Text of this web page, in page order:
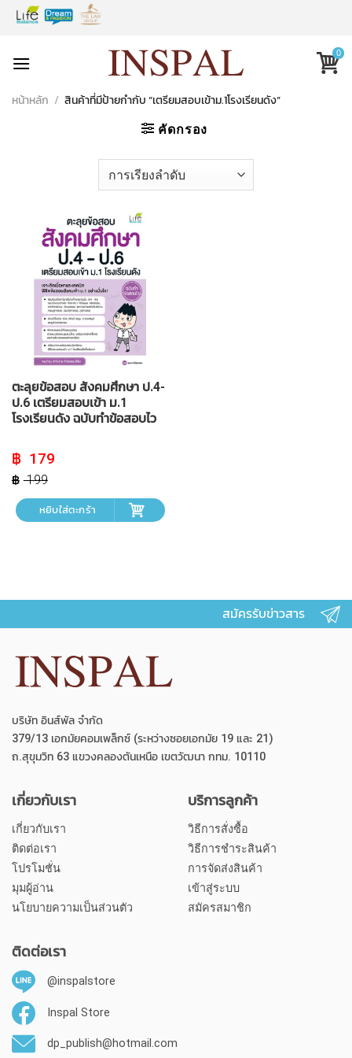
Skip
0
หน้าหลัก / สินค้าที่มีป้ายกำกับ “เตรียมสอบเข้าม.1โรงเรียนดัง”
คัดกรอง
ตะลุยข้อสอบ สังคมศึกษา ป.4-
ป.6 เตรียมสอบเข้า ม.1
โรงเรียนดัง ฉบับทำข้อสอบไว
199
Original
price
was:
฿ 199.
179
Current
price
is:
฿ 179.
หยิบใส่ตะกร้า
สมัครรับข่าวสาร
บริษัท อินส์พัล จำกัด
379/13 เอกมัยคอมเพล็กซ์ (ระหว่างซอยเอกมัย 19 และ 21)
ถ.สุขุมวิท 63 แขวงคลองตันเหนือ เขตวัฒนา กทม. 10110
เกี่ยวกับเรา
เกี่ยวกับเรา
ติดต่อเรา
โปรโมชั่น
มุมผู้อ่าน
นโยบายความเป็นส่วนตัว
บริการลูกค้า
วิธีการสั่งซื้อ
วิธีการชำระสินค้า
การจัดส่งสินค้า
เข้าสู่ระบบ
สมัครสมาชิก
ติดต่อเรา
@inspalstore
Inspal Store
dp_publish@hotmail.com